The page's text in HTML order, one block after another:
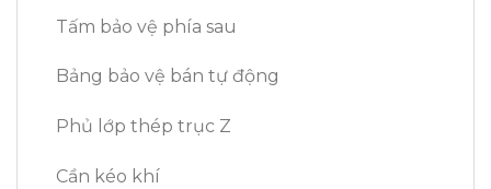
Tấm bảo vệ phía sau
Bảng bảo vệ bán tự động
Phủ lớp thép trục Z
Cần kéo khí